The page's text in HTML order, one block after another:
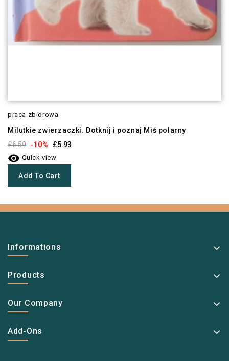
praca zbiorowa
Milutkie zwierzaczki. Dotknij i poznaj Miś polarny
£6.59 -10% £5.93
 Quick view
Add To Cart
Informations
Products
Our Company
Add-Ons